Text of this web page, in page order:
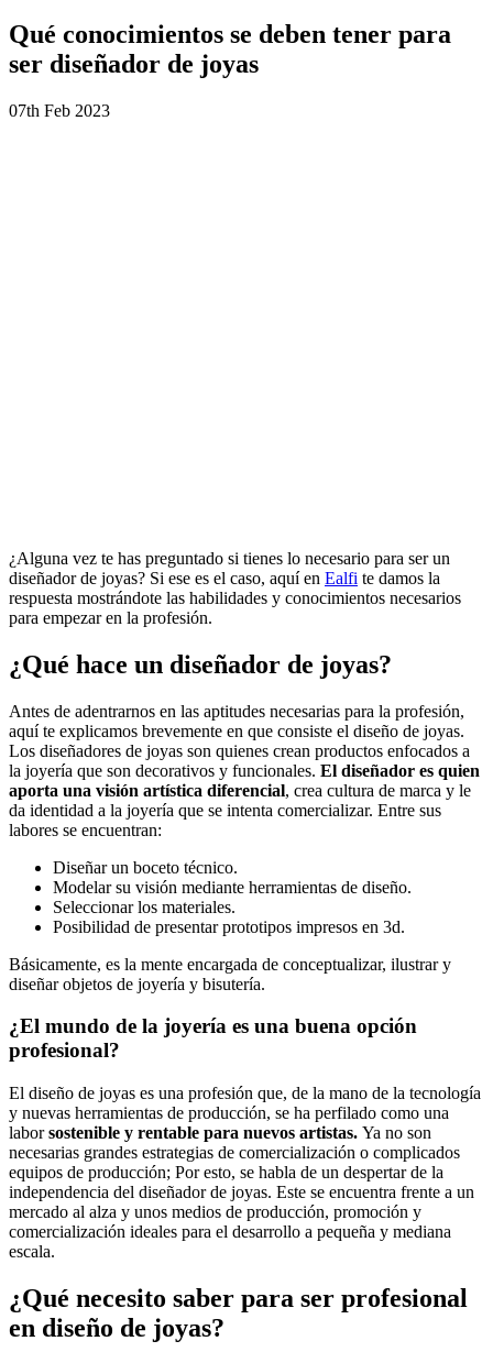
Qué conocimientos se deben tener para
ser diseñador de joyas
07th Feb 2023
¿Alguna vez te has preguntado si tienes lo necesario para ser un
diseñador de joyas? Si ese es el caso, aquí en Ealfi te damos la
respuesta mostrándote las habilidades y conocimientos necesarios
para empezar en la profesión.
¿Qué hace un diseñador de joyas?
Antes de adentrarnos en las aptitudes necesarias para la profesión,
aquí te explicamos brevemente en que consiste el diseño de joyas.
Los diseñadores de joyas son quienes crean productos enfocados a
la joyería que son decorativos y funcionales. El diseñador es quien
aporta una visión artística diferencial, crea cultura de marca y le
da identidad a la joyería que se intenta comercializar. Entre sus
labores se encuentran:
Diseñar un boceto técnico.
Modelar su visión mediante herramientas de diseño.
Seleccionar los materiales.
Posibilidad de presentar prototipos impresos en 3d.
Básicamente, es la mente encargada de conceptualizar, ilustrar y
diseñar objetos de joyería y bisutería.
¿El mundo de la joyería es una buena opción
profesional?
El diseño de joyas es una profesión que, de la mano de la tecnología
y nuevas herramientas de producción, se ha perfilado como una
laborsostenible y rentable para nuevos artistas. Ya no son
necesarias grandes estrategias de comercialización o complicados
equipos de producción; Por esto, se habla de un despertar de la
independencia del diseñador de joyas. Este se encuentra frente a un
mercado al alza y unos medios de producción, promoción y
comercialización ideales para el desarrollo a pequeña y mediana
escala.
¿Qué necesito saber para ser profesional
en diseño de joyas?